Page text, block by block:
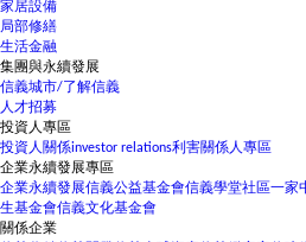
家居設備
局部修繕
生活金融
集團與永續發展
信義城市/了解信義
人才招募
投資人專區
投資人關係investor relations利害關係人專區
企業永續發展專區
企業永續發展信義公益基金會信義學堂社區一家
生基金會信義文化基金會
關係企業